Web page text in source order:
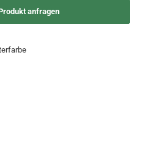
anfragen